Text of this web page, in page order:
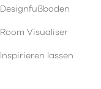
Designfußboden
Room Visualiser
Inspirieren lassen